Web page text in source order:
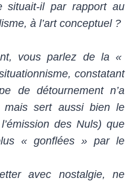
situait-il par rapport au
à l’art conceptuel ?
vous parlez de la «
constatant
de détournement n’a
mais sert aussi bien le
des Nuls) que
« gonflées » par le
avec nostalgie, ne